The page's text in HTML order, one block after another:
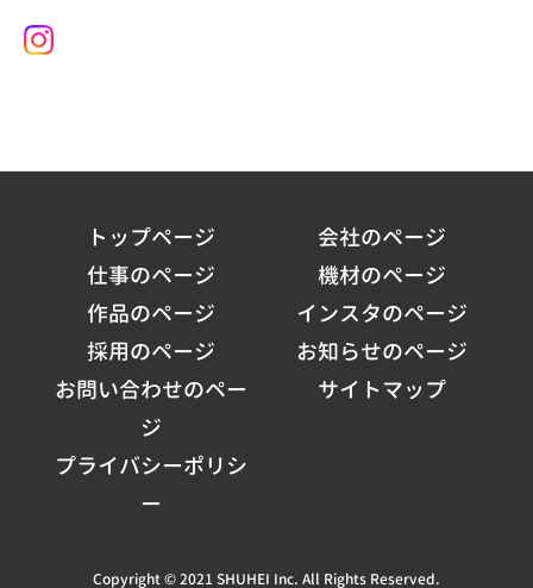
トップページ
会社のページ
仕事のページ
機材のページ
作品のページ
インスタのページ
採用のページ
お知らせのページ
お問い合わせのペー
ジ
サイトマップ
プライバシーポリシ
ー
Copyright © 2021 SHUHEI Inc. All Rights Reserved.